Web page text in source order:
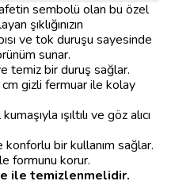
sembolü olan bu özel
şıklığınızın
ve tok duruşu sayesinde
sunar.
temiz bir duruş sağlar.
gizli fermuar ile kolay
ışıltılı ve göz alıcı
bir kullanım sağlar.
formunu korur.
ile temizlenmelidir.